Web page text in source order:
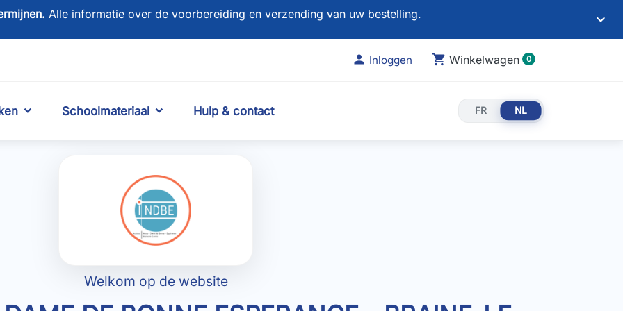
Alle informatie over de voorbereiding en verzending van uw bestelling. keyboard_arrow_down
 Inloggen shopping_cart Winkelwagen 0
Schoolmateriaal Hulp & contact FR NL
Welkom op de website